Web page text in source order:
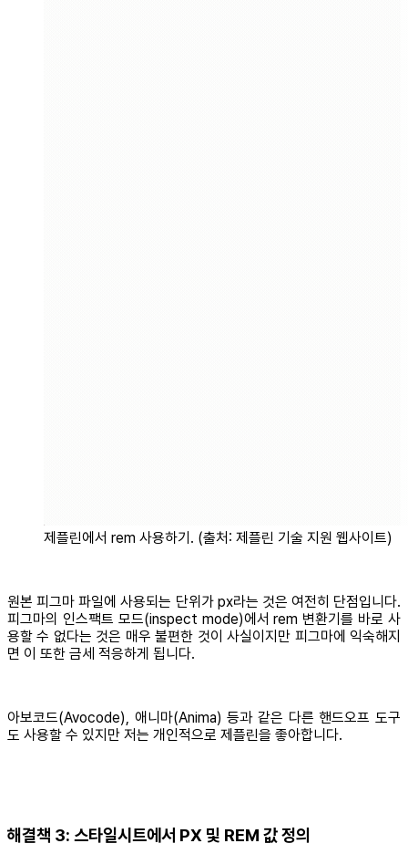
제플린에서 rem 사용하기. (출처: 제플린 기술 지원 웹사이트)
원본 피그마 파일에 사용되는 단위가 px라는 것은 여전히 단점입니다.
피그마의 인스팩트 모드(inspect mode)에서 rem 변환기를 바로 사
용할 수 없다는 것은 매우 불편한 것이 사실이지만 피그마에 익숙해지
면 이 또한 금세 적응하게 됩니다.
아보코드(Avocode), 애니마(Anima) 등과 같은 다른 핸드오프 도구
도 사용할 수 있지만 저는 개인적으로 제플린을 좋아합니다.
해결책 3: 스타일시트에서 PX 및 REM 값 정의